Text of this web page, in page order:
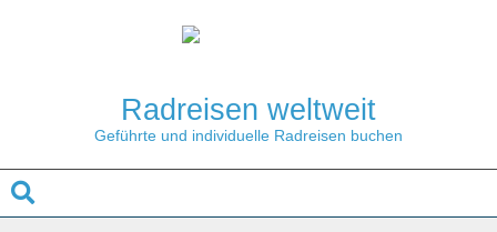
Radreisen weltweit
Geführte und individuelle Radreisen buchen